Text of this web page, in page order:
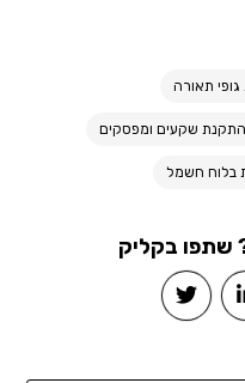
תאורה
התקנת שקעים ומפסקים
בלוח חשמל
בקליק